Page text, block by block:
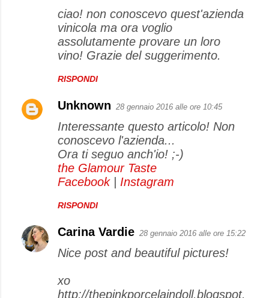
i
ciao! non conoscevo quest'azienda
vinicola ma ora voglio
assolutamente provare un loro
vino! Grazie del suggerimento.
RISPONDI
Unknown 28 gennaio 2016 alle ore 10:45
Interessante questo articolo! Non
conoscevo l'azienda...
Ora ti seguo anch'io! ;-)
the Glamour Taste
Facebook| Instagram
RISPONDI
Carina Vardie 28 gennaio 2016 alle ore 15:22
Nice post and beautiful pictures!
xo
http://thepinkporcelaindoll.blogspot.